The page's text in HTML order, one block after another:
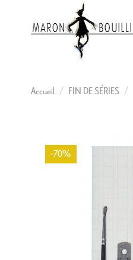
Accueil FIN DE SÉRIES
-70%